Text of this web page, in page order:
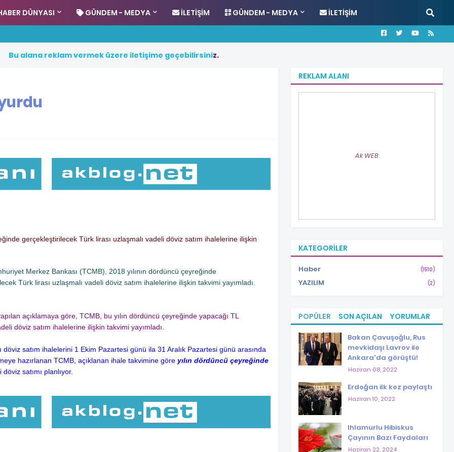
DÜNYASI GÜNDEM - MEDYA İLETIŞIM GÜNDEM - MEDYA İLETIŞIM
Bu alana reklamvermek üzere iletişime geçebilirsiniz.
gerçekleştirilecek Türk lirası uzlaşmalı vadeli döviz satım ihalelerine ilişkin
Merkez Bankası (TCMB), 2018 yılının dördüncü çeyreğinde
Türk lirası uzlaşmalı vadeli döviz satım ihalelerine ilişkin takvimi yayımladı.
açıklamaya göre, TCMB, bu yılın dördüncü çeyreğinde yapacağı TL
döviz satım ihalelerine ilişkin takvimi yayımladı.
döviz satım ihalelerini 1 Ekim Pazartesi günü ila 31 Aralık Pazartesi günü arasında
hazırlanan TCMB, açıklanan ihale takvimine göre yılın dördüncü çeyreğinde
satımı planlıyor.
REKLAM ALANI
Ak WEB
KATEGORILER
Haber (1510)
YAZILIM (2)
POPÜLER SON AÇILAN YORUMLAR
Bakan Çavuşoğlu, Rus
mevkidaşı Lavrov ile
Ankara'da görüştü!
Haziran 08, 2022
Erdoğan ilk kez paylaştı
Haziran 10, 2022
Ihlamurlu Hibiskus
Çayının Bazı Faydaları
Haziran 22, 2024